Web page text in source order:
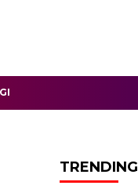
TRENDING